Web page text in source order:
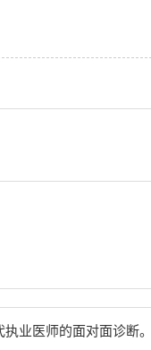
业医师的面对面诊断